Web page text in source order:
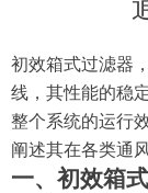
初效箱式过滤器
线，其性能的稳
整个系统的运行
阐述其在各类通
一、初效箱